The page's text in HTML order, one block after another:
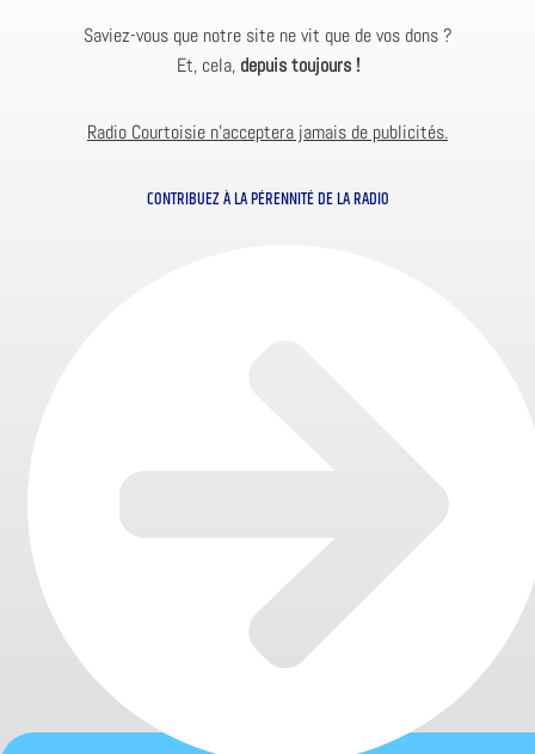
Saviez-vous que notre site ne vit que de vos dons ?
Et, cela, depuis toujours !
Radio Courtoisie n’acceptera jamais de publicités.
CONTRIBUEZ À LA PÉRENNITÉ DE LA RADIO